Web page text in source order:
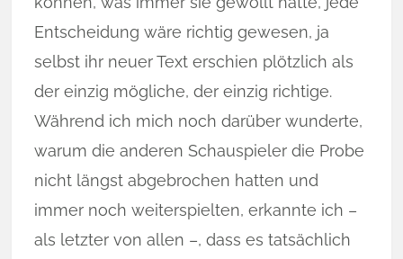
Entscheidung wäre richtig gewesen, ja
selbst ihr neuer Text er­schien plötzlich als
der einzig mögliche, der einzig richtige.
Während ich mich noch darüber wunderte,
warum die an­de­ren Schauspieler die Probe
nicht längst abgebrochen hatten und
immer noch weiterspielten, erkannte ich –
als letzter von allen –, dass es tat­­sächlich